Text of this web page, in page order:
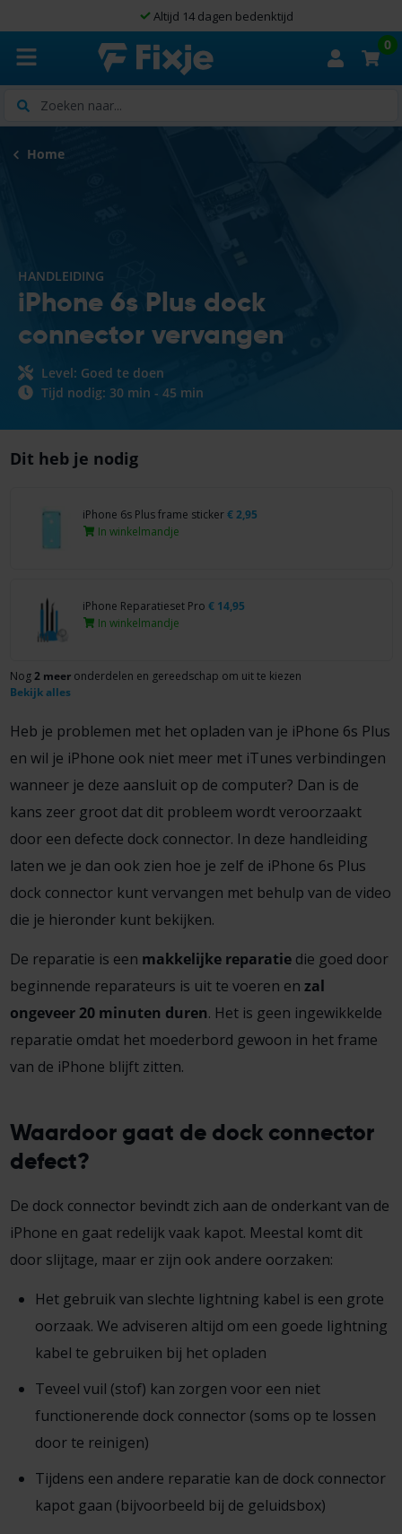
Altijd 14 dagen bedenktijd
Zoeken
0
Home
HANDLEIDING
iPhone 6s Plus dock
connector vervangen
Level: Goed te doen
Tijd nodig: 30 min - 45 min
Dit heb je nodig
iPhone 6s Plus frame sticker€2,95
In winkelmandje
iPhone Reparatieset Pro €14,95
In winkelmandje
Nog2 meeronderdelen en gereedschap om uit te kiezen
Bekijk alles
Heb je problemen met het opladen van je iPhone 6s Plus
en wil je iPhone ook niet meer met iTunes verbindingen
wanneer je deze aansluit op de computer? Dan is de
kans zeer groot dat dit probleem wordt veroorzaakt
door een defecte dock connector. In deze handleiding
laten we je dan ook zien hoe je zelf de iPhone 6s Plus
dock connector kunt vervangen met behulp van de video
die je hieronder kunt bekijken.
De reparatie is een makkelijke reparatiedie goed door
beginnende reparateurs is uit te voeren en zal
ongeveer 20 minuten duren. Het is geen ingewikkelde
reparatie omdat het moederbord gewoon in het frame
van de iPhone blijft zitten.
Waardoor gaat de dock connector
defect?
De dock connector bevindt zich aan de onderkant van de
iPhone en gaat redelijk vaak kapot. Meestal komt dit
door slijtage, maar er zijn ook andere oorzaken:
Het gebruik van slechte lightning kabel is een grote
oorzaak. We adviseren altijd om een goede lightning
kabel te gebruiken bij het opladen
Teveel vuil (stof) kan zorgen voor een niet
functionerende dock connector (soms op te lossen
door te reinigen)
Tijdens een andere reparatie kan de dock connector
kapot gaan (bijvoorbeeld bij de geluidsbox)